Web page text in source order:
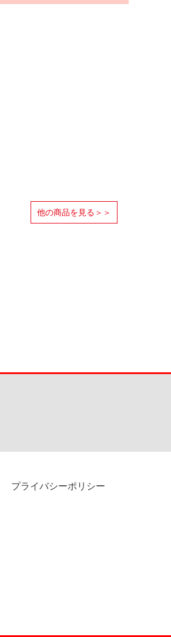
他の商品を見る＞＞
プライバシーポリシー